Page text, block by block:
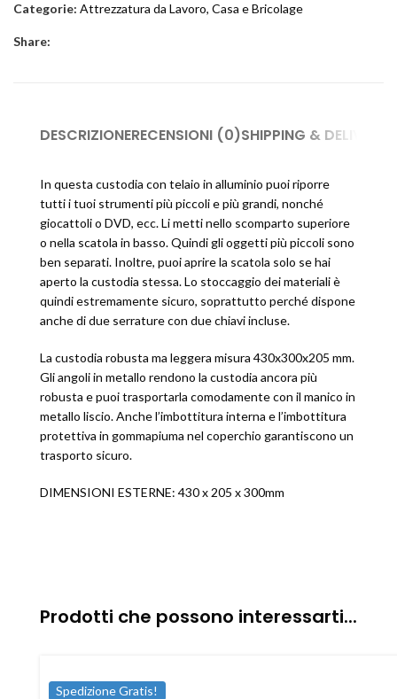
Categorie: Attrezzatura da Lavoro, Casa e Bricolage
Share:
DESCRIZIONERECENSIONI (0)SHIPPING & DELIVERY
In questa custodia con telaio in alluminio puoi riporre
tutti i tuoi strumenti più piccoli e più grandi, nonché
giocattoli o DVD, ecc. Li metti nello scomparto superiore
o nella scatola in basso. Quindi gli oggetti più piccoli sono
ben separati. Inoltre, puoi aprire la scatola solo se hai
aperto la custodia stessa. Lo stoccaggio dei materiali è
quindi estremamente sicuro, soprattutto perché dispone
anche di due serrature con due chiavi incluse.
La custodia robusta ma leggera misura 430x300x205 mm.
Gli angoli in metallo rendono la custodia ancora più
robusta e puoi trasportarla comodamente con il manico in
metallo liscio. Anche l’imbottitura interna e l’imbottitura
protettiva in gommapiuma nel coperchio garantiscono un
trasporto sicuro.
DIMENSIONI ESTERNE: 430 x 205 x 300mm
Prodotti che possono interessarti...
Spedizione Gratis!